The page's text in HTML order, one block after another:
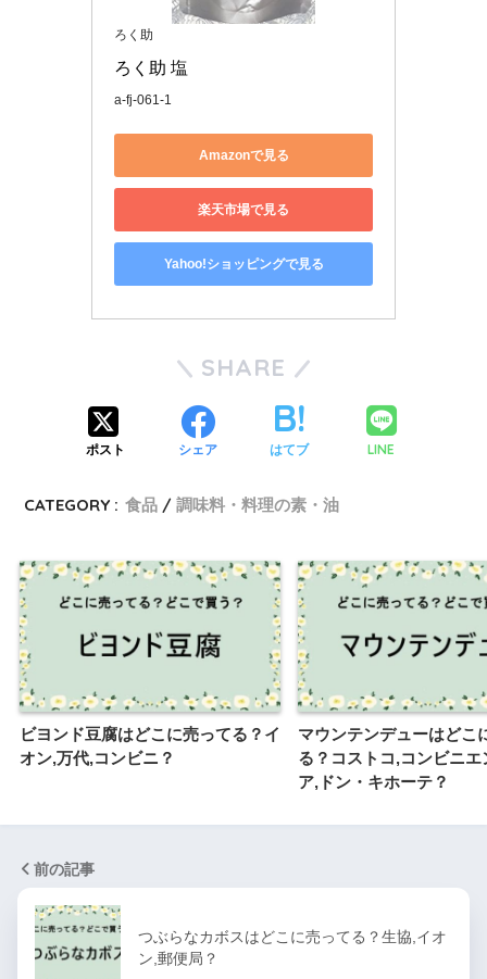
ろく助
ろく助 塩
a-fj-061-1
Amazonで見る
楽天市場で見る
Yahoo!ショッピングで見る
SHARE
ポスト シェア はてブ LINE
CATEGORY : 食品 調味料・料理の素・油
ビヨンド豆腐はどこに売ってる？イ
オン,万代,コンビニ？
マウンテンデューはどこ
る？コストコ,コンビニエ
ア,ドン・キホーテ？
前の記事
つぶらなカボスはどこに売ってる？生協,イオ
ン,郵便局？